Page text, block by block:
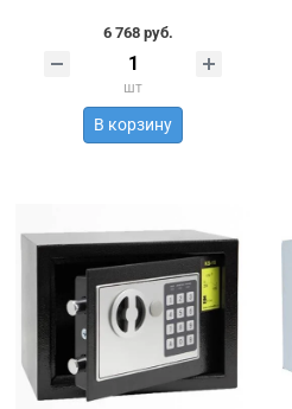
6 768 руб.
шт
В корзину